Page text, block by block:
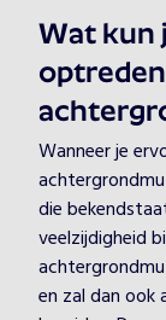
Wat kun
Wanneer je
die
veelzijdigheid
en zal dan